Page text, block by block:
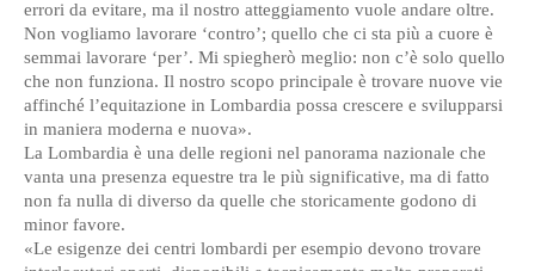
errori da evitare, ma il nostro atteggiamento vuole andare oltre.
Non vogliamo lavorare ‘contro’; quello che ci sta più a cuore è
semmai lavorare ‘per’. Mi spiegherò meglio: non c’è solo quello
che non funziona. Il nostro scopo principale è trovare nuove vie
affinché l’equitazione in Lombardia possa crescere e svilupparsi
in maniera moderna e nuova».
La Lombardia è una delle regioni nel panorama nazionale che
vanta una presenza equestre tra le più significative, ma di fatto
non fa nulla di diverso da quelle che storicamente godono di
minor favore.
«Le esigenze dei centri lombardi per esempio devono trovare